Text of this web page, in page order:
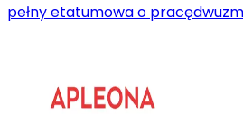
pełny etatumowa o pracę